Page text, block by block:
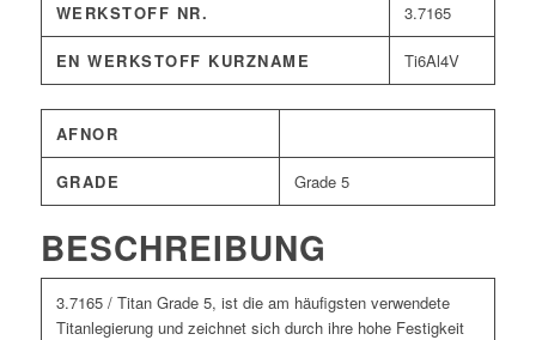
WERKSTOFF NR. 3.7165
EN WERKSTOFF KURZNAME Ti6Al4V
AFNOR
GRADE Grade 5
BESCHREIBUNG
3.7165 / Titan Grade 5, ist die am häufigsten verwendete
Titanlegierung und zeichnet sich durch ihre hohe Festigkeit